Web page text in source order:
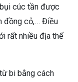
cúc tần được
đồng cỏ,… Điều
rất nhiều địa thế
bi bằng cách